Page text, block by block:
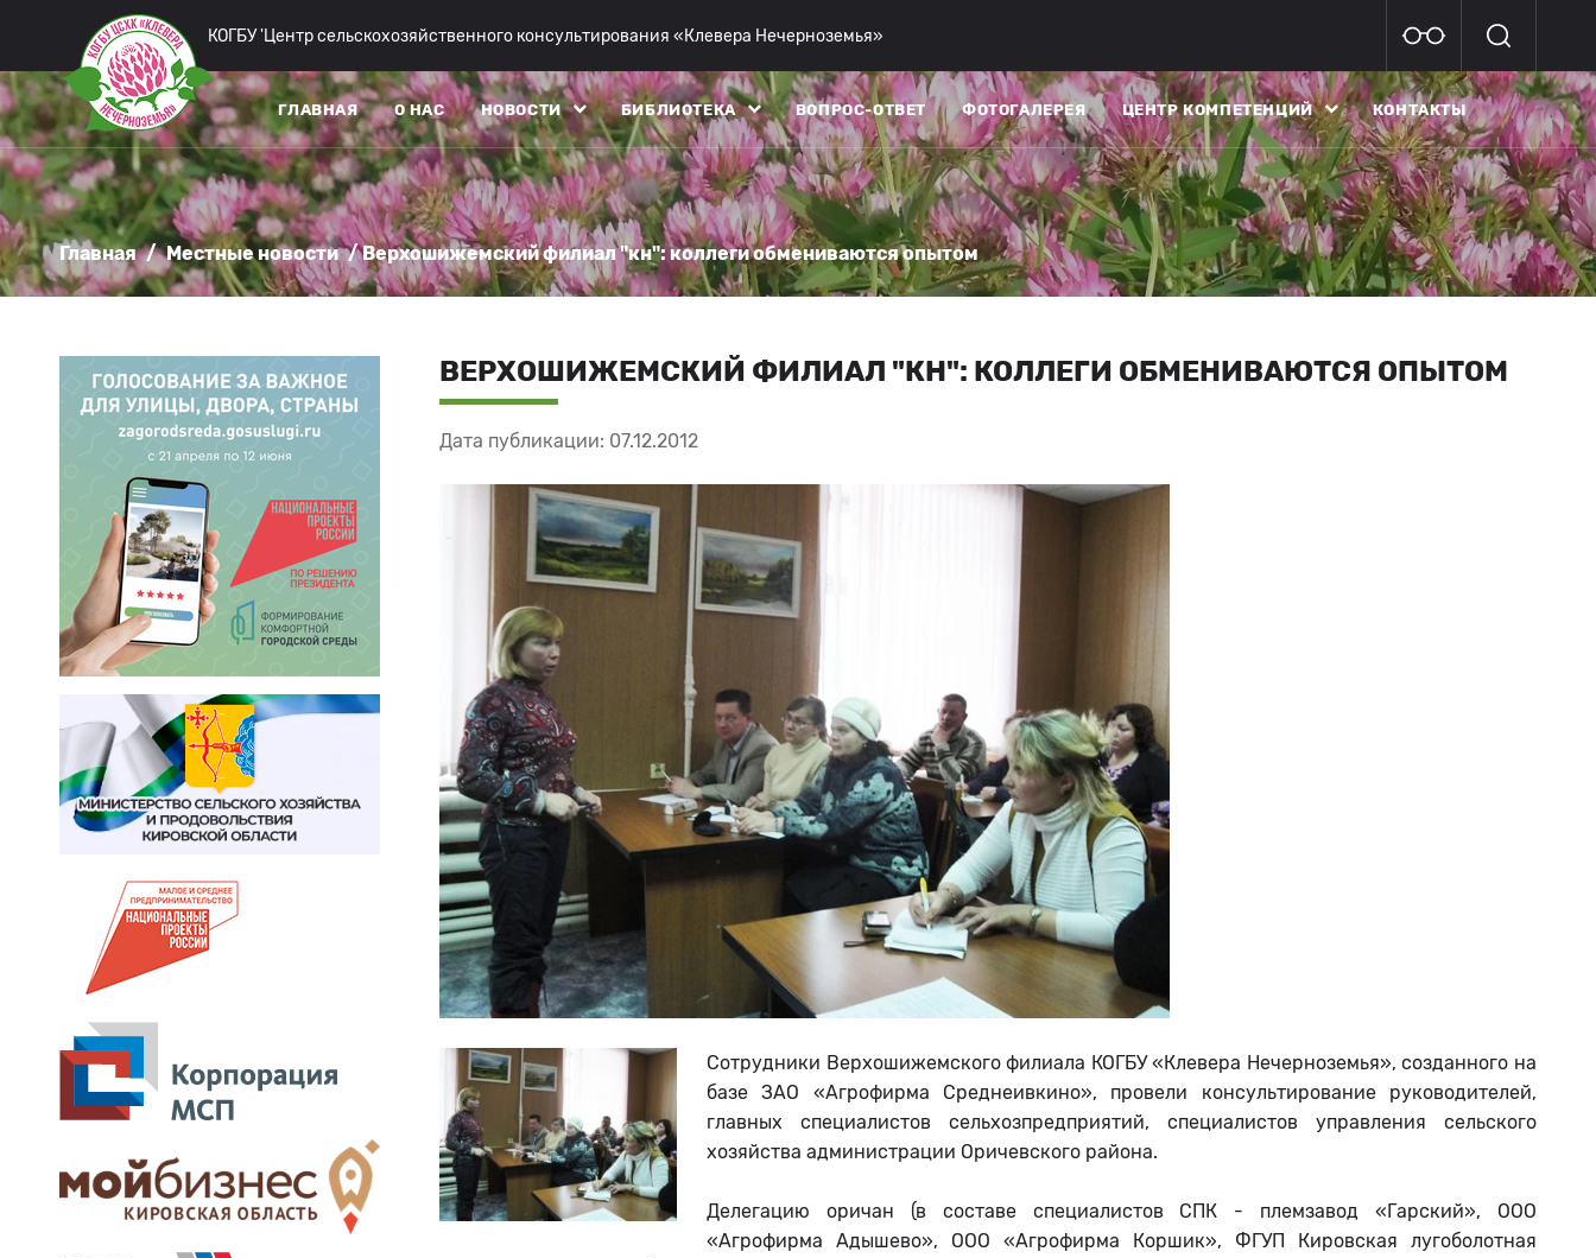
КОГБУ 'Центр сельскохозяйственного консультирования «Клевера Нечерноземья»
ГЛАВНАЯ О НАС НОВОСТИ БИБЛИОТЕКА ВОПРОС-ОТВЕТ ФОТОГАЛЕРЕЯ ЦЕНТР КОМПЕТЕНЦИЙ КОНТАКТЫ
Главная / Местные новости / Верхошижемский филиал "кн": коллеги обмениваются опытом
ВЕРХОШИЖЕМСКИЙ ФИЛИАЛ "КН": КОЛЛЕГИ ОБМЕНИВАЮТСЯ ОПЫТОМ
Дата публикации: 07.12.2012
Сотрудники Верхошижемского филиала КОГБУ «Клевера Нечерноземья», созданного на
базе ЗАО «Агрофирма Среднеивкино», провели консультирование руководителей,
главных специалистов сельхозпредприятий, специалистов управления сельского
хозяйства администрации Оричевского района.
Делегацию оричан (в составе специалистов СПК - племзавод «Гарский», ООО
«Агрофирма Адышево», ООО «Агрофирма Коршик», ФГУП Кировская лугоболотная